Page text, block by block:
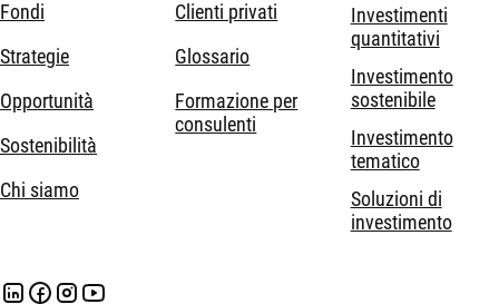
Fondi
Strategie
Opportunità
Sostenibilità
Chi siamo
Clienti privati
Glossario
Formazione per
consulenti
Investimenti
quantitativi
Investimento
sostenibile
Investimento
tematico
Soluzioni di
investimento